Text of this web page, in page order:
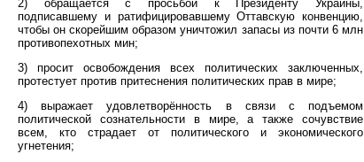
2) обращается с просьбой к Президенту Украины,
подписавшему и ратифицировавшему Оттавскую конвенцию,
чтобы он скорейшим образом уничтожил запасы из почти 6 млн
противопехотных мин;
3) просит освобождения всех политических заключенных,
протестует против притеснения политических прав в мире;
4) выражает удовлетворённость в связи с подъемом
политической сознательности в мире, а также сочувствие
всем, кто страдает от политического и экономического
угнетения;